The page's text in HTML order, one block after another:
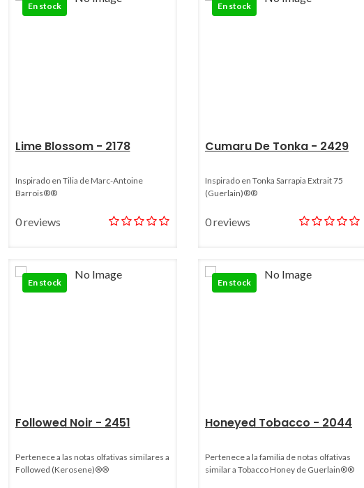
En stock
Lime Blossom - 2178
Inspirado en Tilia de Marc-Antoine
Barrois®®
0 reviews
En stock
Cumaru De Tonka - 2429
Inspirado en Tonka Sarrapia Extrait 75
(Guerlain)®®
0 reviews
En stock
Followed Noir - 2451
Pertenece a las notas olfativas similares a
Followed (Kerosene)®®
En stock
Honeyed Tobacco - 2044
Pertenece a la familia de notas olfativas
similar a Tobacco Honey de Guerlain®®